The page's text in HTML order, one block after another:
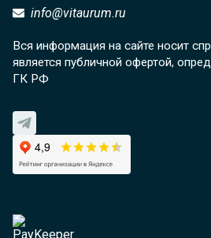
info@vitaurum.ru
Вся информация на сайте носит
является публичной офертой,
ГК РФ